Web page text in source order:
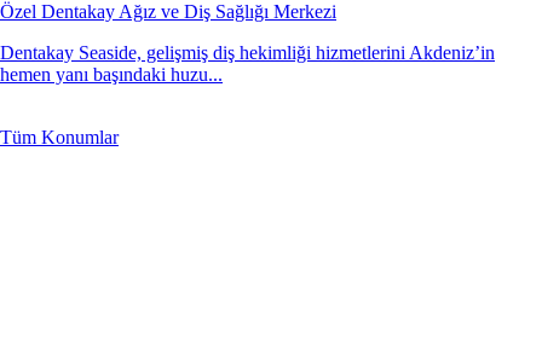
Özel Dentakay Ağız ve Diş Sağlığı Merkezi
Dentakay Seaside, gelişmiş diş hekimliği hizmetlerini Akdeniz’in
hemen yanı başındaki huzu...
Tüm Konumlar